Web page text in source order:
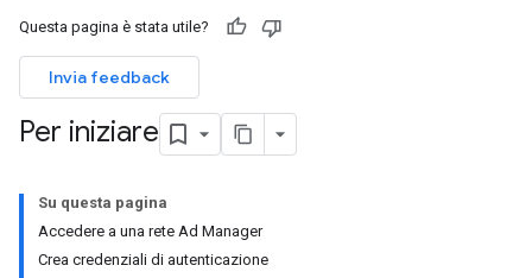
Questa pagina è stata utile?
Invia feedback
Per iniziare
Su questa pagina
Accedere a una rete Ad Manager
Crea credenziali di autenticazione